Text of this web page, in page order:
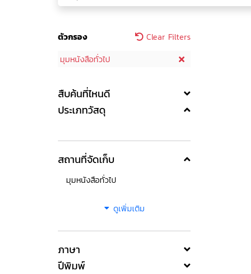
ตัวกรอง
Clear Filters
มุมหนังสือทั่วไป
สืบค้นที่ไหนดี
ประเภทวัสดุ
สถานที่จัดเก็บ
มุมหนังสือทั่วไป
ดูเพิ่มเติม
ภาษา
ปีพิมพ์